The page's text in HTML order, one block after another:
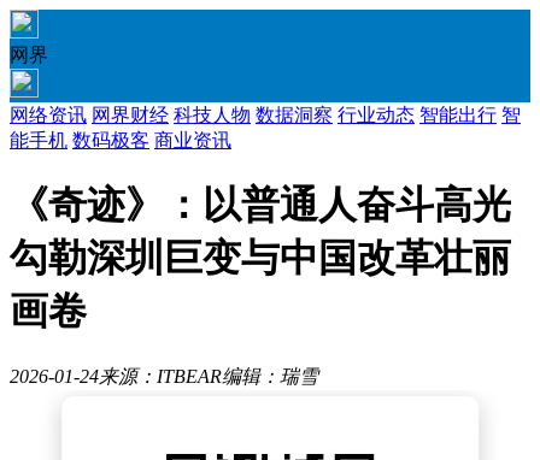
网界
网络资讯 网界财经 科技人物 数据洞察 行业动态 智能出行 智
能手机 数码极客 商业资讯
《奇迹》：以普通人奋斗高光
勾勒深圳巨变与中国改革壮丽
画卷
2026-01-24来源：ITBEAR编辑：瑞雪